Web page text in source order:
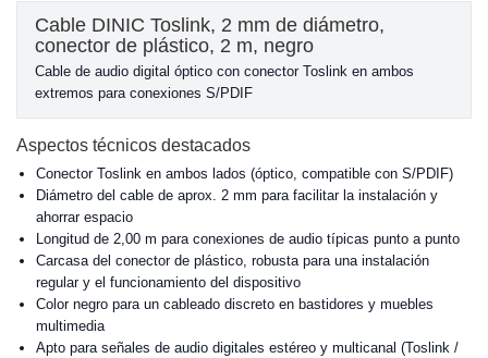
Cable DINIC Toslink, 2 mm de diámetro,
conector de plástico, 2 m, negro
Cable de audio digital óptico con conector Toslink en ambos
extremos para conexiones S/PDIF
Aspectos técnicos destacados
Conector Toslink en ambos lados (óptico, compatible con S/PDIF)
Diámetro del cable de aprox. 2 mm para facilitar la instalación y
ahorrar espacio
Longitud de 2,00 m para conexiones de audio típicas punto a punto
Carcasa del conector de plástico, robusta para una instalación
regular y el funcionamiento del dispositivo
Color negro para un cableado discreto en bastidores y muebles
multimedia
Apto para señales de audio digitales estéreo y multicanal (Toslink /